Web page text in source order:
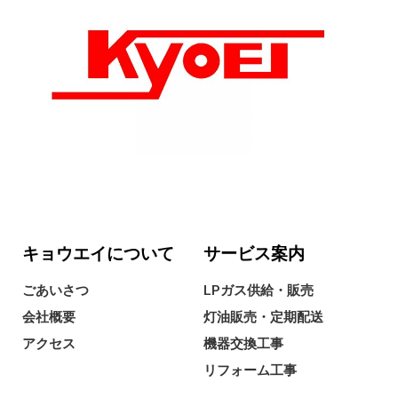
キョウエイについて
ごあいさつ
会社概要
アクセス
サービス案内
LPガス供給・販売
灯油販売・定期配送
機器交換工事
リフォーム工事